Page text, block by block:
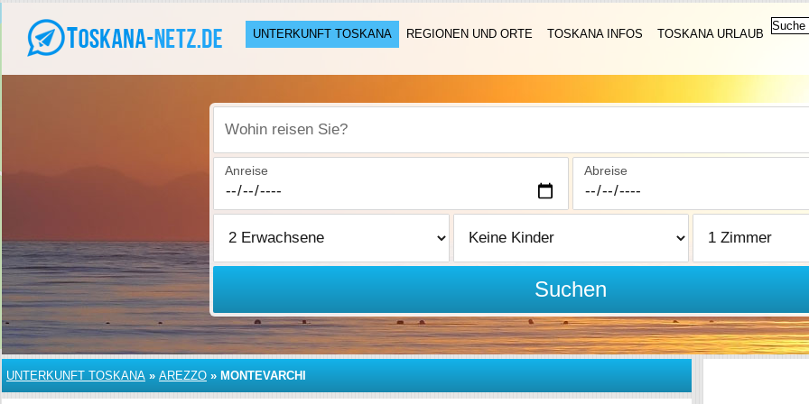
UNTERKUNFT TOSKANA REGIONEN UND ORTE TOSKANA INFOS TOSKANA URLAUB
Wohin reisen Sie?
Anreise Abreise
Suchen
UNTERKUNFT TOSKANA » AREZZO » MONTEVARCHI